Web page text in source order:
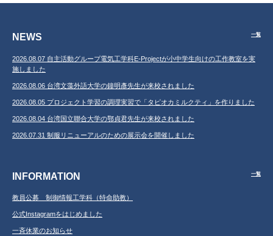
NEWS 一覧
2026.08.07 自主活動グループ電気工学科E-Projectが小中学生向けの工作教室を実
施しました
2026.08.06 台湾文藻外語大学の鐘明彥先生が来校されました
2026.08.05 プロジェクト学習の調理実習で「タピオカミルクティ」を作りました
2026.08.04 台湾国立聯合大学の鄂貞君先生が来校されました
2026.07.31 制服リニューアルのための展示会を開催しました
INFORMATION 一覧
教員公募 制御情報工学科（特命助教）
公式Instagramをはじめました
一斉休業のお知らせ